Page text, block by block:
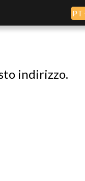
PT
indirizzo.